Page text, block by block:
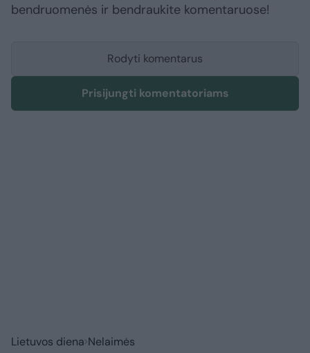
bendruomenės ir bendraukite komentaruose!
Rodyti komentarus
Prisijungti komentatoriams
Lietuvos diena Nelaimės